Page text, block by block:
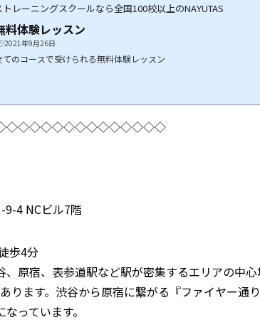
レーニングスクールなら全国100校以上のNAYUTAS
料体験レッスン
2021年9月26日
てのコースで受けられる無料体験レッスン
9-4 NCビル7階
歩4分
、原宿、表参道駅など駅が密集するエリアの中
ります。渋谷から原宿に繋がる『ファイヤー通
っています。